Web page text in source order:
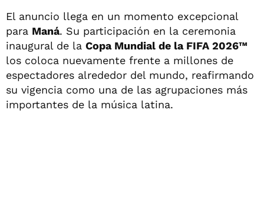
El anuncio llega en un momento excepcional
para Maná. Su participación en la ceremonia
inaugural de la Copa Mundial de la FIFA 2026™
los coloca nuevamente frente a millones de
espectadores alrededor del mundo, reafirmando
su vigencia como una de las agrupaciones más
importantes de la música latina.